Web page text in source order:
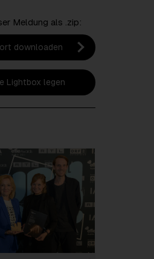
Meldung als .zip:
downloaden
Lightbox legen